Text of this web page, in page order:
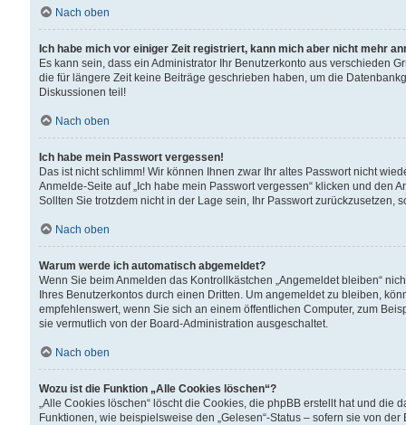
Nach oben
Ich habe mich vor einiger Zeit registriert, kann mich aber nicht mehr
Es kann sein, dass ein Administrator Ihr Benutzerkonto aus verschieden
die für längere Zeit keine Beiträge geschrieben haben, um die
Diskussionen teil!
Nach oben
Ich habe mein Passwort vergessen!
Das ist nicht schlimm! Wir können Ihnen zwar Ihr altes Passwort nicht
Anmelde-Seite auf „Ich habe mein Passwort vergessen“ klicken und
Sollten Sie trotzdem nicht in der Lage sein, Ihr Passwort zurückzusetzen,
Nach oben
Warum werde ich automatisch abgemeldet?
Wenn Sie beim Anmelden das Kontrollkästchen „Angemeldet bleiben“
Ihres Benutzerkontos durch einen Dritten. Um angemeldet zu bleiben,
empfehlenswert, wenn Sie sich an einem öffentlichen Computer, zum
sie vermutlich von der Board-Administration ausgeschaltet.
Nach oben
Wozu ist die Funktion „Alle Cookies löschen“?
„Alle Cookies löschen“ löscht die Cookies, die phpBB erstellt hat und
Funktionen, wie beispielsweise den „Gelesen“-Status – sofern sie von